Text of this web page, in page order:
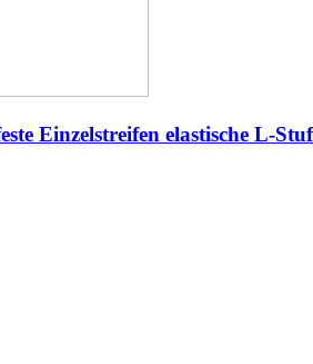
Einzelstreifen elastische L-